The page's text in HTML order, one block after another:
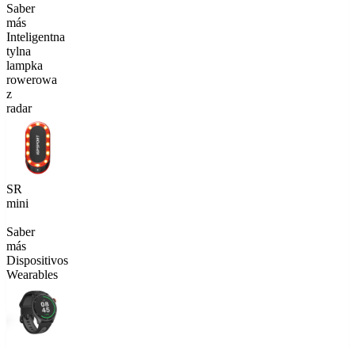
Saber
más
Inteligentna
tylna
lampka
rowerowa
z
radar
SR
mini
Saber
más
Dispositivos
Wearables